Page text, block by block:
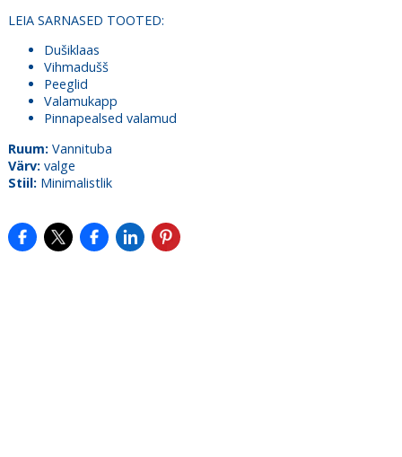
LEIA SARNASED TOOTED:
Dušiklaas
Vihmadušš
Peeglid
Valamukapp
Pinnapealsed valamud
Ruum:Vannituba
Värv:valge
Stiil:Minimalistlik